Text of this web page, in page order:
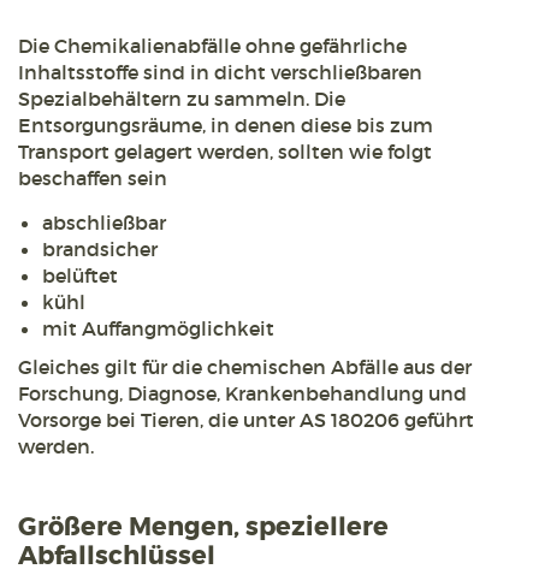
Die Chemikalienabfälle ohne gefährliche
Inhaltsstoffe sind in dicht verschließbaren
Spezialbehältern zu sammeln. Die
Entsorgungsräume, in denen diese bis zum
Transport gelagert werden, sollten wie folgt
beschaffen sein
abschließbar
brandsicher
belüftet
kühl
mit Auffangmöglichkeit
Gleiches gilt für die chemischen Abfälle aus der
Forschung, Diagnose, Krankenbehandlung und
Vorsorge bei Tieren, die unter AS 180206 geführt
werden.
Größere Mengen, speziellere
Abfallschlüssel